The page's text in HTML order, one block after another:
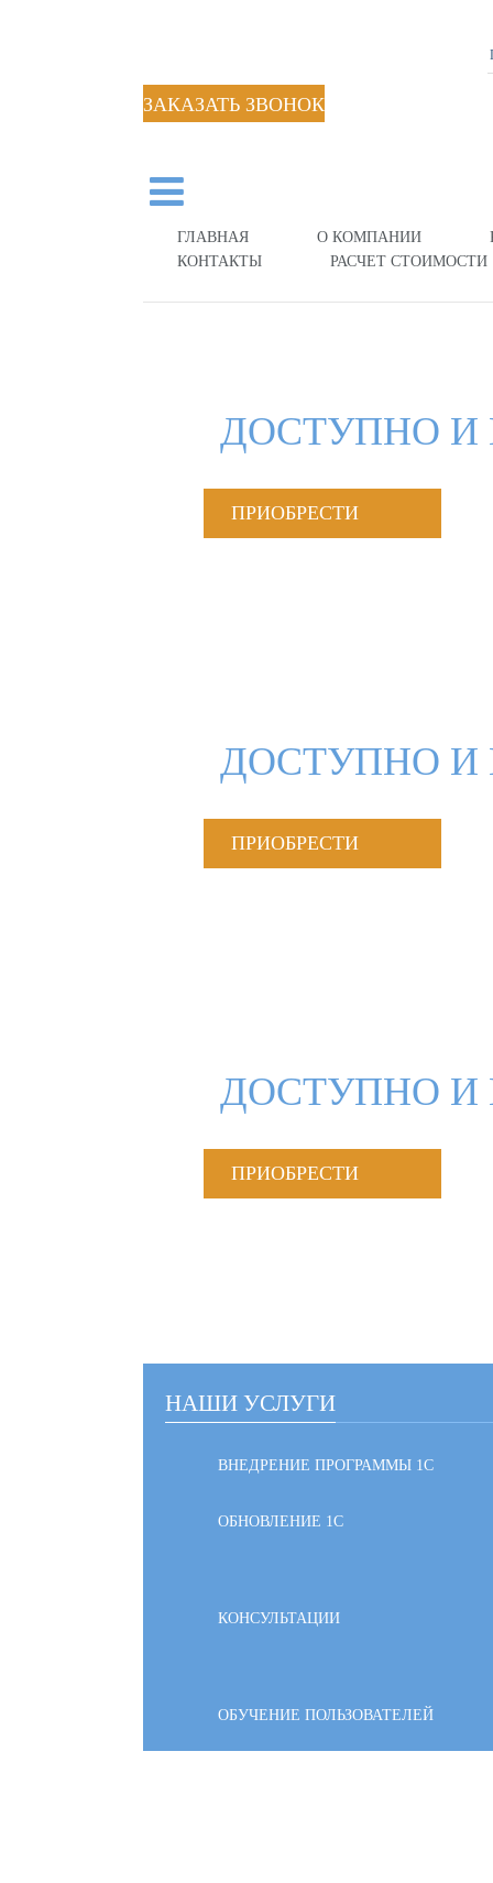
ЗАКАЗАТЬ ЗВОНОК
ГЛАВНАЯ О КОМПАНИИ
КОНТАКТЫ
РАСЧЕТ СТОИМОСТИ
ДОСТУПНО И
ПРИОБРЕСТИ
ДОСТУПНО И
ПРИОБРЕСТИ
ДОСТУПНО И
ПРИОБРЕСТИ
НАШИ УСЛУГИ
ВНЕДРЕНИЕ ПРОГРАММЫ 1С
ОБНОВЛЕНИЕ 1С
КОНСУЛЬТАЦИИ
ОБУЧЕНИЕ ПОЛЬЗОВАТЕЛЕЙ